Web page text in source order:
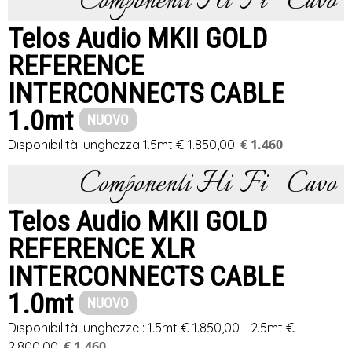
Telos Audio MKII GOLD
REFERENCE
INTERCONNECTS CABLE
1.0mt
NUOVO
Disponibilità lunghezza 1.5mt € 1.850,00. € 1.460
Componenti Hi-Fi - Cavo
Telos Audio MKII GOLD
REFERENCE XLR
INTERCONNECTS CABLE
1.0mt
NUOVO
Disponibilità lunghezze : 1.5mt € 1.850,00 - 2.5mt €